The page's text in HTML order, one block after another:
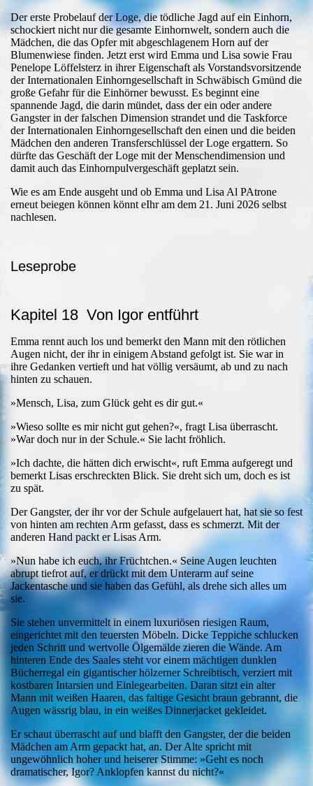
Der erste Probelauf der Loge, die tödliche Jagd auf ein Einhorn,
schockiert nicht nur die gesamte Einhornwelt, sondern auch die
Mädchen, die das Opfer mit abgeschlagenem Horn auf der
Blumenwiese finden. Jetzt erst wird Emma und Lisa sowie Frau
Penelope Löffelsterz in ihrer Eigenschaft als Vorstandsvorsitzende
der Internationalen Einhorngesellschaft in Schwäbisch Gmünd die
große Gefahr für die Einhörner bewusst. Es beginnt eine
spannende Jagd, die darin mündet, dass der ein oder andere
Gangster in der falschen Dimension strandet und die Taskforce
der Internationalen Einhorngesellschaft den einen und die beiden
Mädchen den anderen Transferschlüssel der Loge ergattern. So
dürfte das Geschäft der Loge mit der Menschendimension und
damit auch das Einhornpulvergeschäft geplatzt sein.
Wie es am Ende ausgeht und ob Emma und Lisa Al PAtrone
erneut beiegen können könnt eIhr am dem 21. Juni 2026 selbst
nachlesen.
Leseprobe
Kapitel 18 Von Igor entführt
Emma rennt auch los und bemerkt den Mann mit den rötlichen
Augen nicht, der ihr in einigem Abstand gefolgt ist. Sie war in
ihre Gedanken vertieft und hat völlig versäumt, ab und zu nach
hinten zu schauen.
»Mensch, Lisa, zum Glück geht es dir gut.«
»Wieso sollte es mir nicht gut gehen?«, fragt Lisa überrascht.
»War doch nur in der Schule.« Sie lacht fröhlich.
»Ich dachte, die hätten dich erwischt«, ruft Emma aufgeregt und
bemerkt Lisas erschreckten Blick. Sie dreht sich um, doch es ist
zu spät.
Der Gangster, der ihr vor der Schule aufgelauert hat, hat sie so fest
von hinten am rechten Arm gefasst, dass es schmerzt. Mit der
anderen Hand packt er Lisas Arm.
»Nun habe ich euch, ihr Früchtchen.« Seine Augen leuchten
abrupt tiefrot auf, er drückt mit dem Unterarm auf seine
Jackentasche und sie haben das Gefühl, als drehe sich alles um
sie.
Sie stehen unvermittelt in einem luxuriösen riesigen Raum,
eingerichtet mit den teuersten Möbeln. Dicke Teppiche schlucken
jeden Schritt und wertvolle Ölgemälde zieren die Wände. Am
hinteren Ende des Saales steht vor einem mächtigen dunklen
Bücherregal ein gigantischer hölzerner Schreibtisch, verziert mit
kostbaren Intarsien und Einlegearbeiten. Daran sitzt ein alter
Mann mit weißen Haaren, das faltige Gesicht braun gebrannt, die
Augen wässrig blau, in ein weißes Dinnerjacket gekleidet.
Er schaut überrascht auf und blafft den Gangster, der die beiden
Mädchen am Arm gepackt hat, an. Der Alte spricht mit
ungewöhnlich hoher und heiserer Stimme: »Geht es noch
dramatischer, Igor? Anklopfen kannst du nicht?«